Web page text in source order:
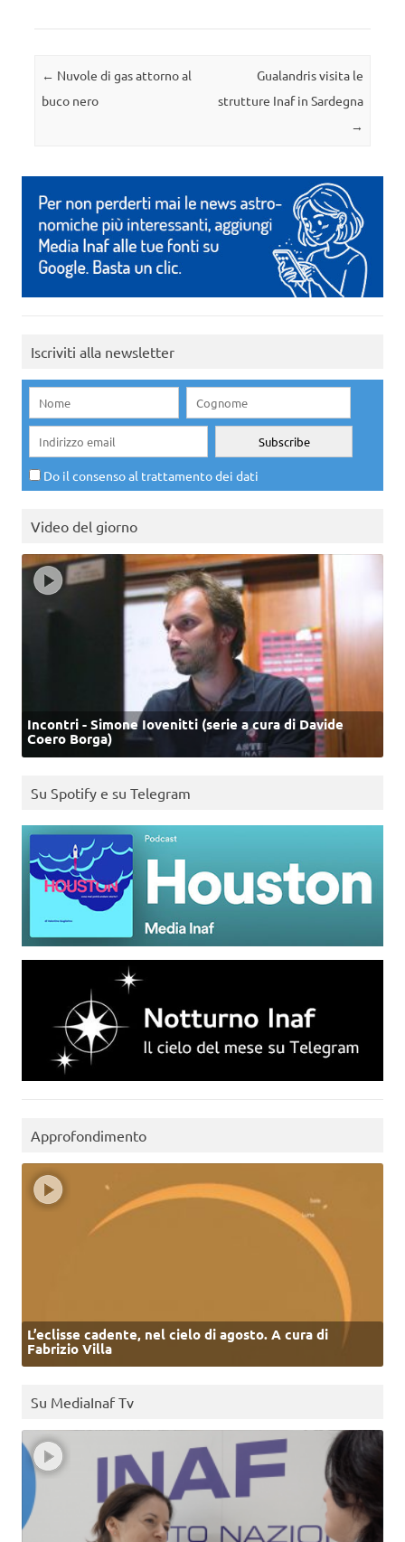
Navigazione articolo
← Nuvole di gas attorno al
buco nero
Gualandris visita le
strutture Inaf in Sardegna
→
Iscriviti alla newsletter
Do il consenso al trattamento dei dati
Video del giorno
Incontri - Simone Iovenitti (serie a cura di Davide
Coero Borga)
Su Spotify e su Telegram
Approfondimento
L’eclisse cadente, nel cielo di agosto. A cura di
Fabrizio Villa
Su MediaInaf Tv